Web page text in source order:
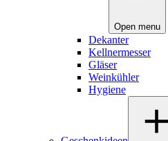
Open menu
Dekanter
Kellnermesser
Gläser
Weinkühler
Hygiene